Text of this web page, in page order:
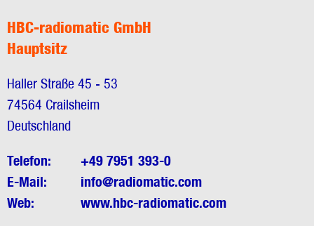
HBC-radiomatic GmbH
Hauptsitz
Haller Straße 45 - 53
74564 Crailsheim
Deutschland
Telefon:
+49 7951 393-0
E-Mail:
info@radiomatic.com
Web:
www.hbc-radiomatic.com